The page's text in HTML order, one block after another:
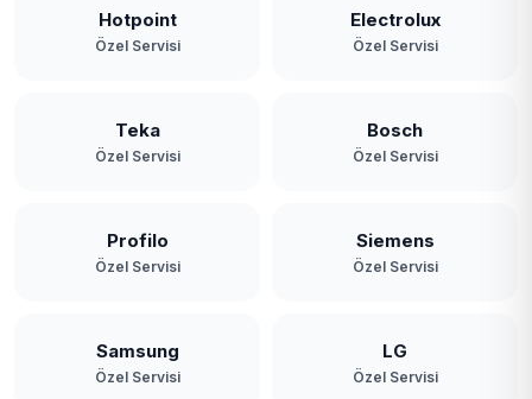
Hotpoint
Özel Servisi
Electrolux
Özel Servisi
Teka
Özel Servisi
Bosch
Özel Servisi
Profilo
Özel Servisi
Siemens
Özel Servisi
Samsung
Özel Servisi
LG
Özel Servisi